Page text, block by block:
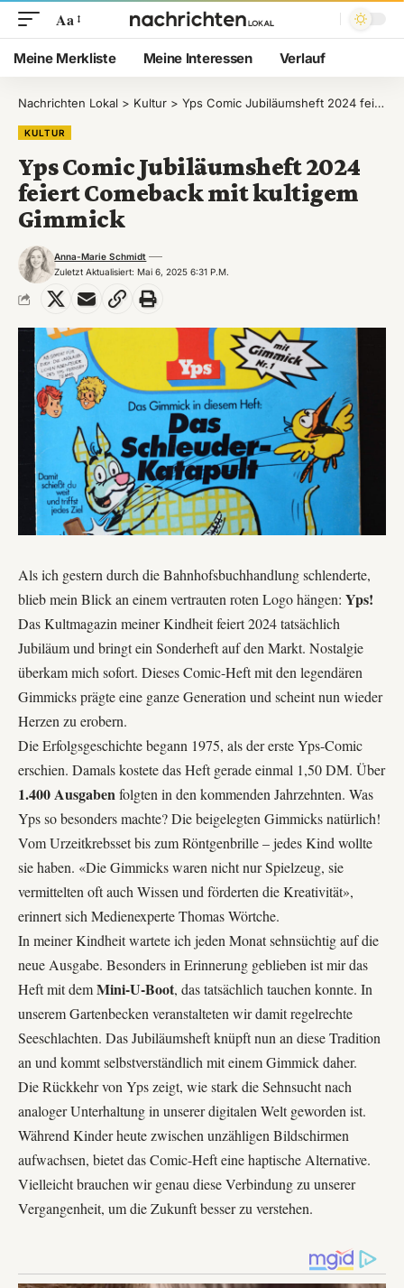
Aa
Meine Merkliste Meine Interessen Verlauf
Nachrichten Lokal > Kultur > Yps Comic Jubiläumsheft 2024 feiert Comeback mit kultigem Gimmick
KULTUR
Yps Comic Jubiläumsheft 2024
feiert Comeback mit kultigem
Gimmick
Zuletzt Aktualisiert: Mai 6, 2025 6:31 P.m.
Anna-Marie Schmidt
Als ich gestern durch die Bahnhofsbuchhandlung schlenderte,
blieb mein Blick an einem vertrauten roten Logo hängen: Yps!
Das Kultmagazin meiner Kindheit feiert 2024 tatsächlich
Jubiläum und bringt ein Sonderheft auf den Markt. Nostalgie
überkam mich sofort. Dieses Comic-Heft mit den legendären
Gimmicks prägte eine ganze Generation und scheint nun wieder
Herzen zu erobern.
Die Erfolgsgeschichte begann 1975, als der erste Yps-Comic
erschien. Damals kostete das Heft gerade einmal 1,50 DM. Über
1.400 Ausgabenfolgten in den kommenden Jahrzehnten. Was
Yps so besonders machte? Die beigelegten Gimmicks natürlich!
Vom Urzeitkrebsset bis zum Röntgenbrille – jedes Kind wollte
sie haben. «Die Gimmicks waren nicht nur Spielzeug, sie
vermittelten oft auch Wissen und förderten die Kreativität»,
erinnert sich MedienexperteThomas Wörtche.
In meiner Kindheit wartete ich jeden Monat sehnsüchtig auf die
neue Ausgabe. Besonders in Erinnerung geblieben ist mir das
Heft mit demMini-U-Boot, das tatsächlich tauchen konnte. In
unserem Gartenbecken veranstalteten wir damit regelrechte
Seeschlachten. Das Jubiläumsheft knüpft nun an diese Tradition
an und kommt selbstverständlich mit einem Gimmick daher.
Die Rückkehr von Ypszeigt, wie stark die Sehnsucht nach
analoger Unterhaltung in unserer digitalen Welt geworden ist.
Während Kinder heute zwischen unzähligen Bildschirmen
aufwachsen, bietet das Comic-Heft eine haptische Alternative.
Vielleicht brauchen wir genau diese Verbindung zu unserer
Vergangenheit, um die Zukunft besser zu verstehen.